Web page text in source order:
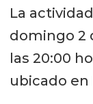
La
domingo 2
las 20:00
ubicado en